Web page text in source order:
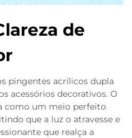
de
pingentes acrílicos dupla
acessórios decorativos. O
como um meio perfeito
que a luz o atravesse e
que realça a